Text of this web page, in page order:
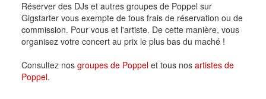
Réserver des DJs et autres groupes de Poppel sur
Gigstarter vous exempte de tous frais de réservation ou de
commission. Pour vous et l'artiste. De cette manière, vous
organisez votre concert au prix le plus bas du maché !
Consultez nos groupes de Poppelet tous nos artistes de
Poppel.